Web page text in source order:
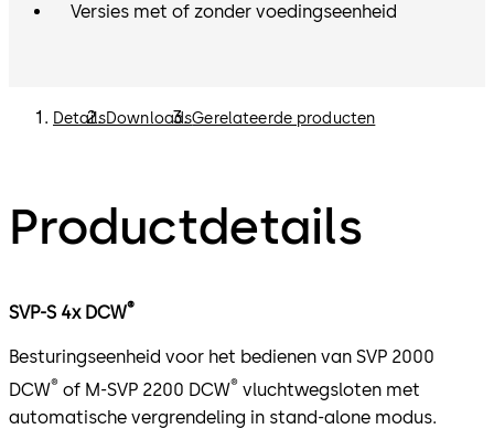
Versies met of zonder voedingseenheid
DetailsDownloadsGerelateerde producten
Productdetails
SVP-S 4x DCW®
Besturingseenheid voor het bedienen van SVP 2000
DCW® of M-SVP 2200 DCW® vluchtwegsloten met
automatische vergrendeling in stand-alone modus.